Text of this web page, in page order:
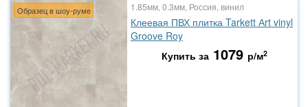
Образец в шоу-руме 1.85мм, 0.3мм, Россия, винил
Клеевая ПВХ плитка Tarkett Аrt vinyl
Groove Roy
Купить за 1079 р/м2